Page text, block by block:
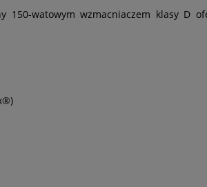
150-watowym wzmacniaczem klasy